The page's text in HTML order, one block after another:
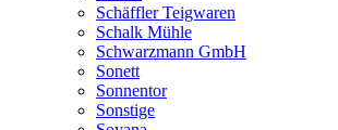
Schäffler Teigwaren
Schalk Mühle
Schwarzmann GmbH
Sonett
Sonnentor
Sonstige